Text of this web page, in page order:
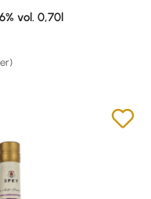
von 5 Sternen
vol. 0,70l
Preis: